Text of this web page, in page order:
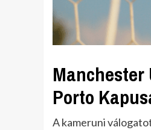
Porto
A kameruni